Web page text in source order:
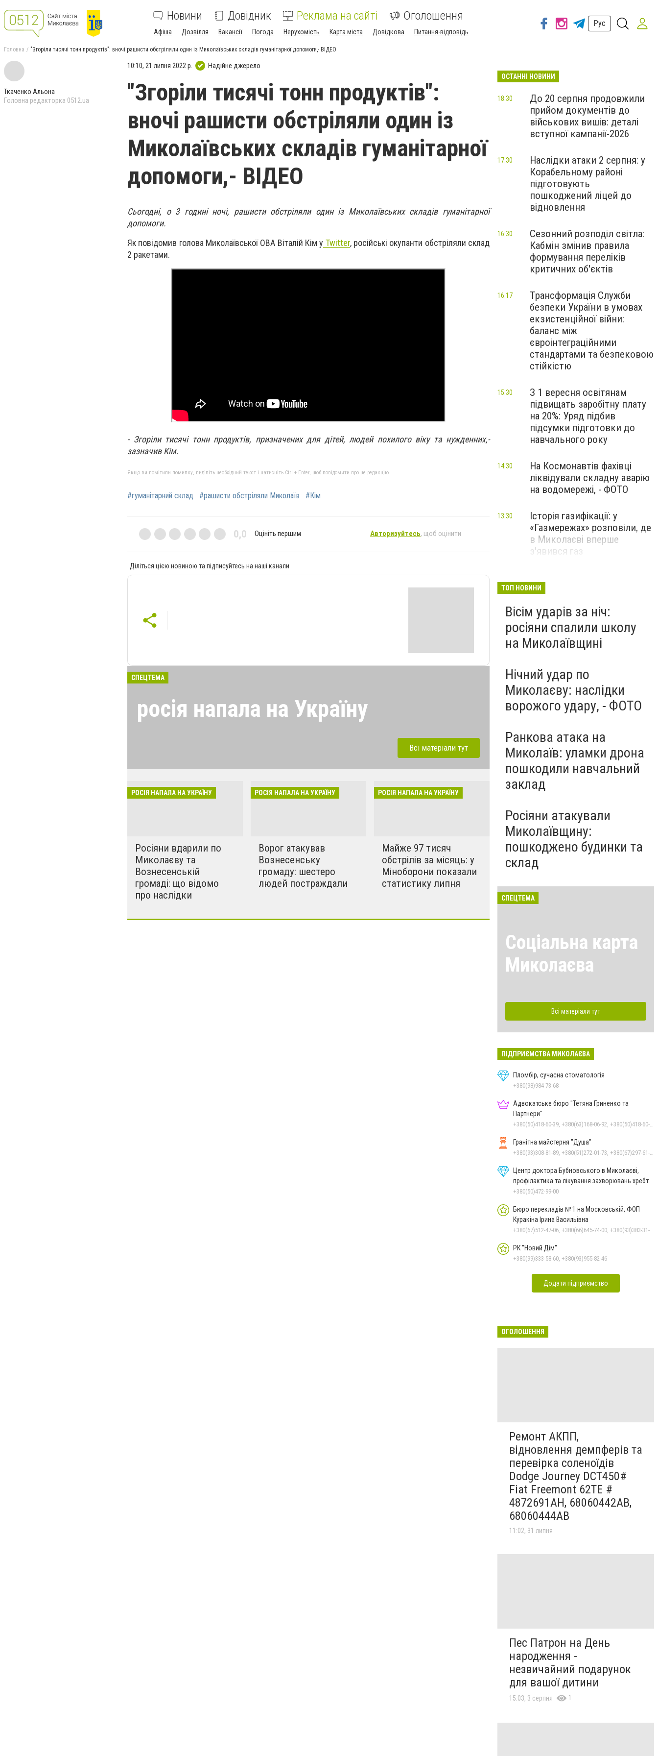
Новини Довідник Реклама на сайті Оголошення
Афіша Дозвілля Вакансії Погода Нерухомість Карта міста Довідкова Питання-відповідь
Рус
Головна "Згоріли тисячі тонн продуктів": вночі рашисти обстріляли один із Миколаївських складів гуманітарної допомоги,- ВІДЕО
Ткаченко Альона
Головна редакторка 0512.ua
10:10, 21 липня 2022 р. Надійне джерело
"Згоріли тисячі тонн продуктів":
вночі рашисти обстріляли один із
Миколаївських складів гуманітарної
допомоги,- ВІДЕО
Сьогодні, о 3 годині ночі, рашисти обстріляли один із Миколаївських складів гуманітарної
допомоги.
Як повідомив голова Миколаївської ОВА Віталій Кім у Twitter, російські окупанти обстріляли склад
2 ракетами.
- Згоріли тисячі тонн продуктів, призначених для дітей, людей похилого віку та нужденних,-
зазначив Кім.
Якщо ви помітили помилку, виділіть необхідний текст і натисніть Ctrl + Enter, щоб повідомити про це редакцію
#гуманітарний склад #рашисти обстріляли Миколаїв #Кім
0,0 Оцініть першим Авторизуйтесь, щоб оцінити
Діліться цією новиною та підписуйтесь на наші канали
СПЕЦТЕМА
росія напала на Україну
розкрадати будинки в селах. Ми боремось
за нашу свободу!!
Всі матеріали тут
РОСІЯ НАПАЛА НА УКРАЇНУ
Росіяни вдарили по
Миколаєву та
Вознесенській
громаді: що відомо
про наслідки
РОСІЯ НАПАЛА НА УКРАЇНУ
Ворог атакував
Вознесенську
громаду: шестеро
людей постраждали
РОСІЯ НАПАЛА НА УКРАЇНУ
Майже 97 тисяч
обстрілів за місяць: у
Міноборони показали
статистику липня
ОСТАННІ НОВИНИ
До 20 серпня продовжили
прийом документів до
військових вишів: деталі
вступної кампанії-2026
18:30
Наслідки атаки 2 серпня: у
Корабельному районі
підготовують
пошкоджений ліцей до
відновлення
17:30
Сезонний розподіл світла:
Кабмін змінив правила
формування переліків
критичних об'єктів
16:30
Трансформація Служби
безпеки України в умовах
екзистенційної війни:
баланс між
євроінтеграційними
стандартами та безпековою
стійкістю
16:17
З 1 вересня освітянам
підвищать заробітну плату
на 20%: Уряд підбив
підсумки підготовки до
навчального року
15:30
На Космонавтів фахівці
ліквідували складну аварію
на водомережі, - ФОТО
14:30
Історія газифікації: у
«Газмережах» розповіли, де
в Миколаєві вперше
з'явився газ
13:30
Миколаєві 2026: шукаємо
перезавантаження
ПАРТНЕРСЬКИЙ СПЕЦПРОЄКТ
ТОП НОВИНИ
Вісім ударів за ніч:
росіяни спалили школу
на Миколаївщині
Нічний удар по
Миколаєву: наслідки
ворожого удару, - ФОТО
Ранкова атака на
Миколаїв: уламки дрона
пошкодили навчальний
заклад
Росіяни атакували
Миколаївщину:
пошкоджено будинки та
склад
СПЕЦТЕМА
Соціальна карта
Миколаєва
Всі матеріали тут
ПІДПРИЄМСТВА МИКОЛАЄВА
Пломбір, сучасна стоматологія
+380(98)984-73-68
Адвокатське бюро "Тетяна Гриненко та
Партнери"
Гранітна майстерня "Душа"
Центр доктора Бубновського в Миколаєві,
профілактика та лікування захворювань хребта
і суглобів
+380(50)472-99-00
Бюро перекладів № 1 на Московській, ФОП
Куракіна Ірина Васильівна
РК "Новий Дім"
+380(99)333-58-60, +380(93)955-82-46
Додати підприємство
ОГОЛОШЕННЯ
Ремонт АКПП,
відновлення демпферів та
перевірка соленоїдів
Dodge Journey DCT450#
Fiat Freemont 62TE #
4872691AH, 68060442AB,
68060444AB
11:02, 31 липня
Пес Патрон на День
народження -
незвичайний подарунок
для вашої дитини
15:03, 3 серпня 1